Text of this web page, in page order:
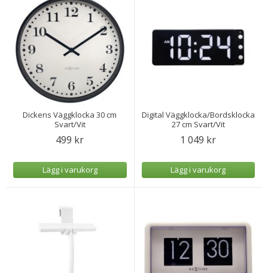
Dickens Väggklocka 30 cm
Svart/Vit
499 kr
Lägg i varukorg
Digital Väggklocka/Bordsklocka
27 cm Svart/Vit
1 049 kr
Lägg i varukorg